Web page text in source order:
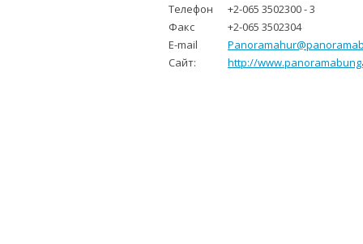
Телефон
+2-065 3502300 - 3
Факс
+2-065 3502304
E-mail
Сайт:
http://